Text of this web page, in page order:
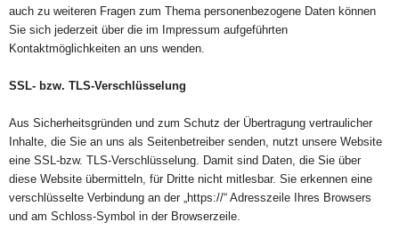
auch zu weiteren Fragen zum Thema personenbezogene Daten können
Sie sich jederzeit über die im Impressum aufgeführten
Kontaktmöglichkeiten an uns wenden.
SSL- bzw. TLS-Verschlüsselung
Aus Sicherheitsgründen und zum Schutz der Übertragung vertraulicher
Inhalte, die Sie an uns als Seitenbetreiber senden, nutzt unsere Website
eine SSL-bzw. TLS-Verschlüsselung. Damit sind Daten, die Sie über
diese Website übermitteln, für Dritte nicht mitlesbar. Sie erkennen eine
verschlüsselte Verbindung an der „https://“ Adresszeile Ihres Browsers
und am Schloss-Symbol in der Browserzeile.